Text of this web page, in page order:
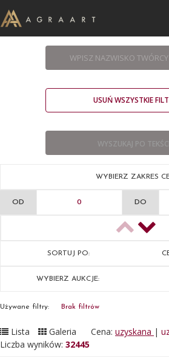
USUŃ WSZYSTKIE
WYBIERZ ZAKRES
OD DO
SORTUJ PO:
WYBIERZ AUKCJE:
Używane filtry: Brak filtrów
Lista Galeria Cena: uzyskana |
Liczba wyników: 32445